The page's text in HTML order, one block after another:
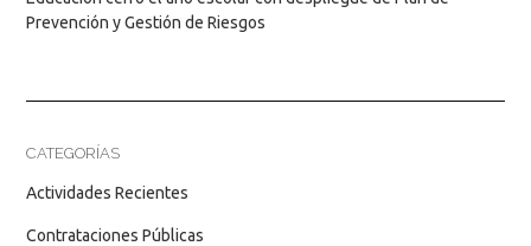
Prevención y Gestión de Riesgos
CATEGORÍAS
Actividades Recientes
Contrataciones Públicas